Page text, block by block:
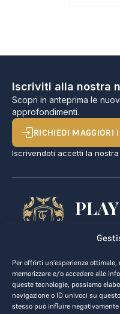
Per offrirti un'esperienza
memorizzare e/o accedere alle
queste tecnologie, possiamo
navigazione o ID univoci su
stesso può influire
Iscriviti alla nostra
Scopri in anteprima le
approfondimenti.
RICHIEDI MAGGIORI
Iscrivendoti accetti la nostra
PLAY
kontakt@the-
Il nostro team è qui